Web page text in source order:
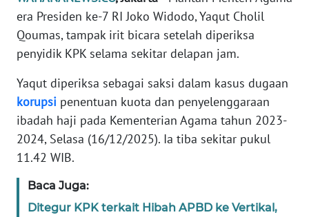
era Presiden ke-7 RI Joko Widodo, Yaqut Cholil
Qoumas, tampak irit bicara setelah diperiksa
penyidik KPK selama sekitar delapan jam.
Yaqut diperiksa sebagai saksi dalam kasus dugaan
korupsi penentuan kuota dan penyelenggaraan
ibadah haji pada Kementerian Agama tahun 2023-
2024, Selasa (16/12/2025). Ia tiba sekitar pukul
11.42 WIB.
Baca Juga:
Ditegur KPK terkait Hibah APBD ke Vertikal,
INDEKS
BERITA
KONTAK
INFO
IKLAN
TENTANG